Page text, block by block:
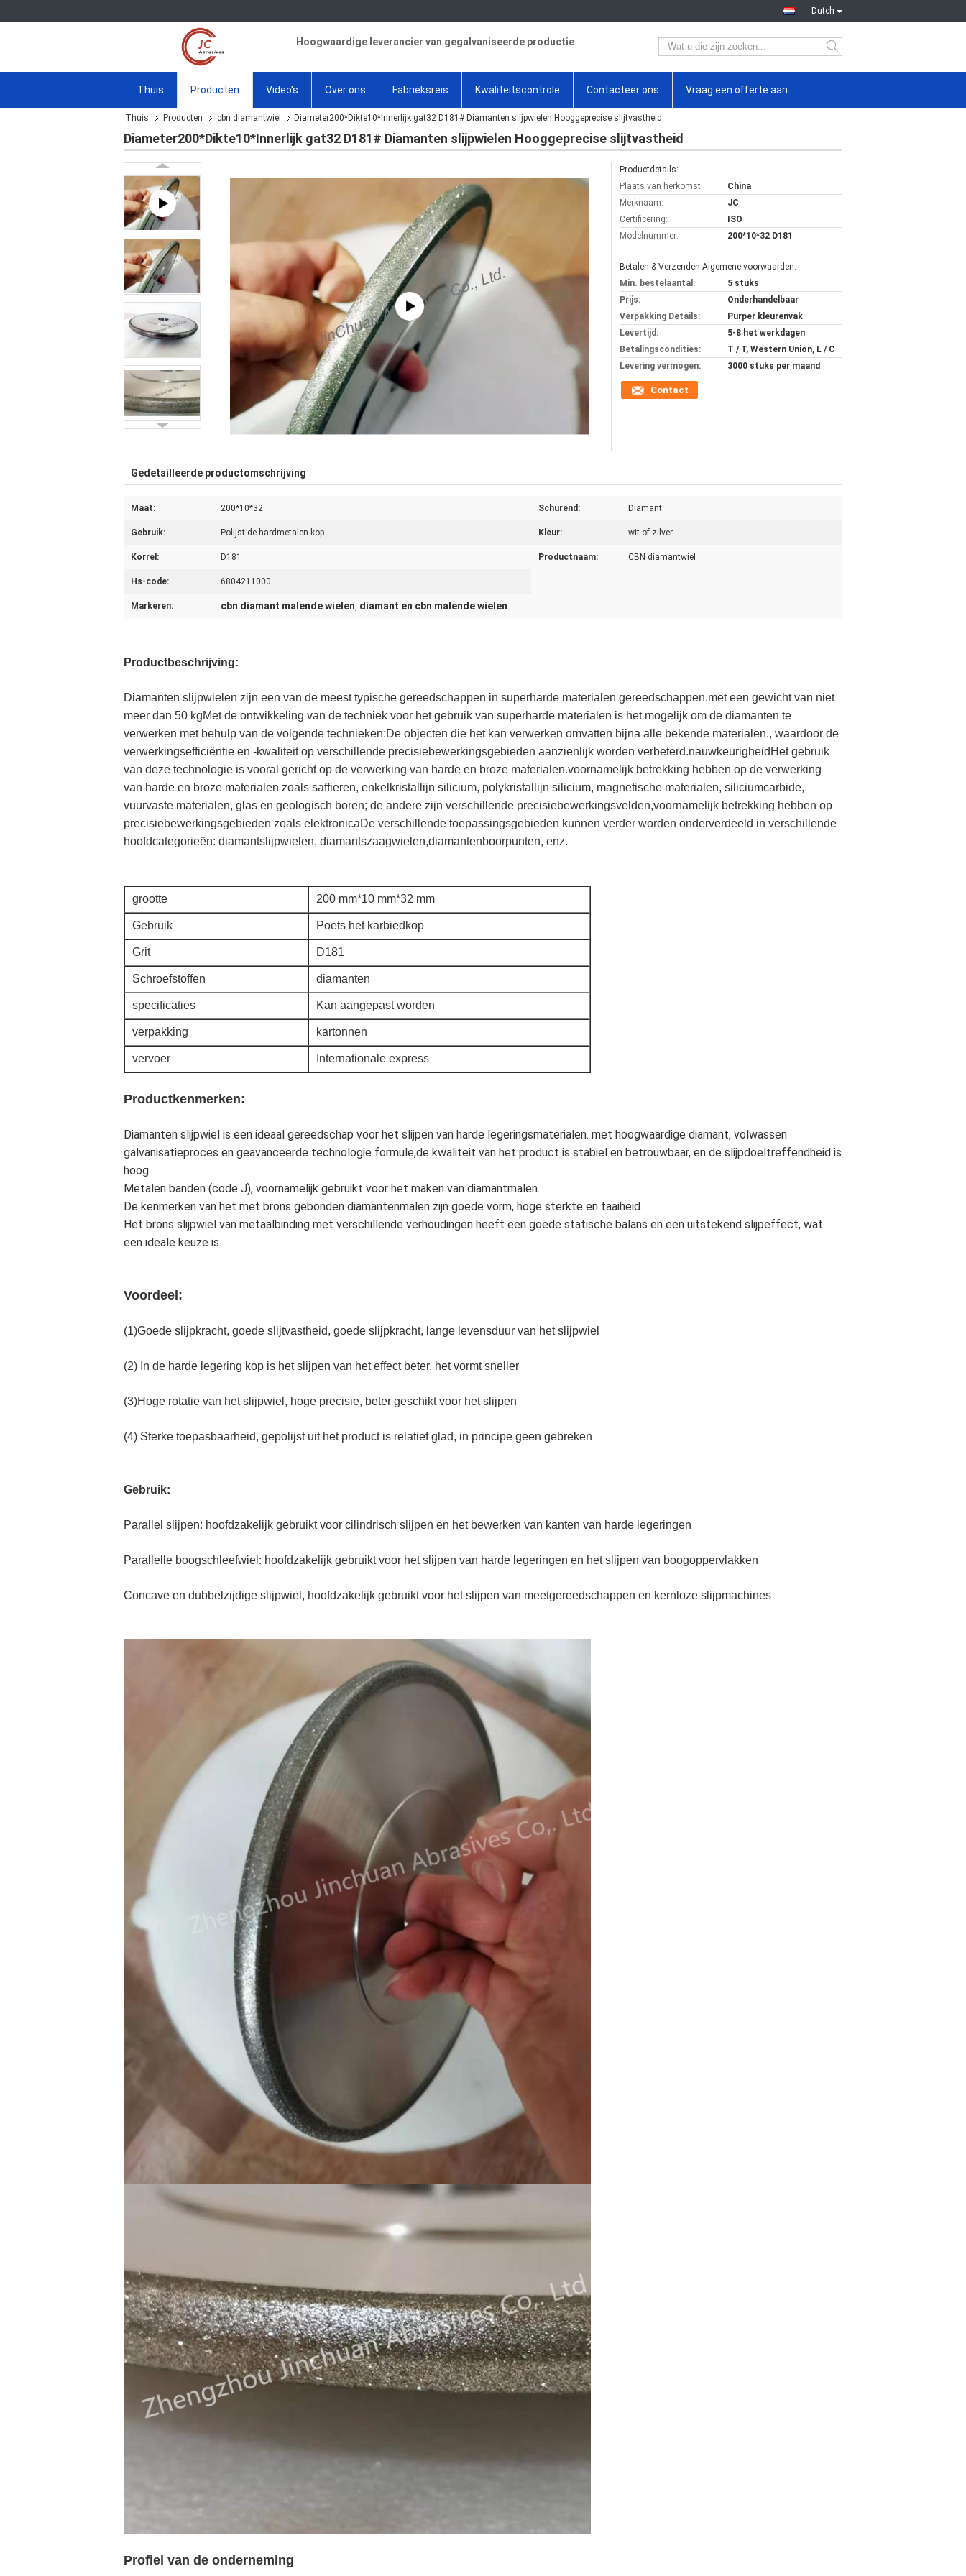
Dutch
Hoogwaardige leverancier van gegalvaniseerde productie
Thuis Producten Video's Over ons Fabrieksreis Kwaliteitscontrole Contacteer ons Vraag een offerte aan
Thuis Producten cbn diamantwiel Diameter200*Dikte10*Innerlijk gat32 D181# Diamanten slijpwielen Hooggeprecise slijtvastheid
Diameter200*Dikte10*Innerlijk gat32 D181# Diamanten slijpwielen Hooggeprecise slijtvastheid
Productdetails:
Plaats van herkomst:
China
Merknaam:
JC
Certificering:
ISO
Modelnummer:
200*10*32 D181
Betalen & Verzenden Algemene voorwaarden:
Min. bestelaantal:
5 stuks
Prijs:
Onderhandelbaar
Verpakking Details:
Purper kleurenvak
Levertijd:
5-8 het werkdagen
Betalingscondities:
T / T, Western Union, L / C
Levering vermogen:
3000 stuks per maand
Contact
Gedetailleerde productomschrijving
Maat: 200*10*32 Schurend: Diamant
Gebruik: Polijst de hardmetalen kop Kleur: wit of zilver
Korrel: D181 Productnaam: CBN diamantwiel
Hs-code: 6804211000
Markeren: cbn diamant malende wielen, diamant en cbn malende wielen
Productbeschrijving:
Diamanten slijpwielen zijn een van de meest typische gereedschappen in superharde materialen gereedschappen.met een gewicht van niet
meer dan 50 kgMet de ontwikkeling van de techniek voor het gebruik van superharde materialen is het mogelijk om de diamanten te
verwerken met behulp van de volgende technieken:De objecten die het kan verwerken omvatten bijna alle bekende materialen., waardoor de
verwerkingsefficiëntie en -kwaliteit op verschillende precisiebewerkingsgebieden aanzienlijk worden verbeterd.nauwkeurigheidHet gebruik
van deze technologie is vooral gericht op de verwerking van harde en broze materialen.voornamelijk betrekking hebben op de verwerking
van harde en broze materialen zoals saffieren, enkelkristallijn silicium, polykristallijn silicium, magnetische materialen, siliciumcarbide,
vuurvaste materialen, glas en geologisch boren; de andere zijn verschillende precisiebewerkingsvelden,voornamelijk betrekking hebben op
precisiebewerkingsgebieden zoals elektronicaDe verschillende toepassingsgebieden kunnen verder worden onderverdeeld in verschillende
hoofdcategorieën: diamantslijpwielen, diamantszaagwielen,diamantenboorpunten, enz.
grootte 200 mm*10 mm*32 mm
Gebruik Poets het karbiedkop
Grit D181
Schroefstoffen diamanten
specificaties Kan aangepast worden
verpakking kartonnen
vervoer Internationale express
Productkenmerken:
Diamanten slijpwiel is een ideaal gereedschap voor het slijpen van harde legeringsmaterialen. met hoogwaardige diamant, volwassen
galvanisatieproces en geavanceerde technologie formule,de kwaliteit van het product is stabiel en betrouwbaar, en de slijpdoeltreffendheid is
hoog.
Metalen banden (code J), voornamelijk gebruikt voor het maken van diamantmalen.
De kenmerken van het met brons gebonden diamantenmalen zijn goede vorm, hoge sterkte en taaiheid.
Het brons slijpwiel van metaalbinding met verschillende verhoudingen heeft een goede statische balans en een uitstekend slijpeffect, wat
een ideale keuze is.
Voordeel:
(1)Goede slijpkracht, goede slijtvastheid, goede slijpkracht, lange levensduur van het slijpwiel
(2) In de harde legering kop is het slijpen van het effect beter, het vormt sneller
(3)Hoge rotatie van het slijpwiel, hoge precisie, beter geschikt voor het slijpen
(4) Sterke toepasbaarheid, gepolijst uit het product is relatief glad, in principe geen gebreken
Gebruik:
Parallel slijpen: hoofdzakelijk gebruikt voor cilindrisch slijpen en het bewerken van kanten van harde legeringen
Parallelle boogschleefwiel: hoofdzakelijk gebruikt voor het slijpen van harde legeringen en het slijpen van boogoppervlakken
Concave en dubbelzijdige slijpwiel, hoofdzakelijk gebruikt voor het slijpen van meetgereedschappen en kernloze slijpmachines
Profiel van de onderneming